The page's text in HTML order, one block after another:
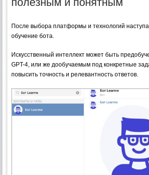
После выбора платформы и технологий
обучение бота.
Искусственный интеллект может быть
GPT-4, или же дообучаемым под конкретные
повысить точность и релевантность ответов.